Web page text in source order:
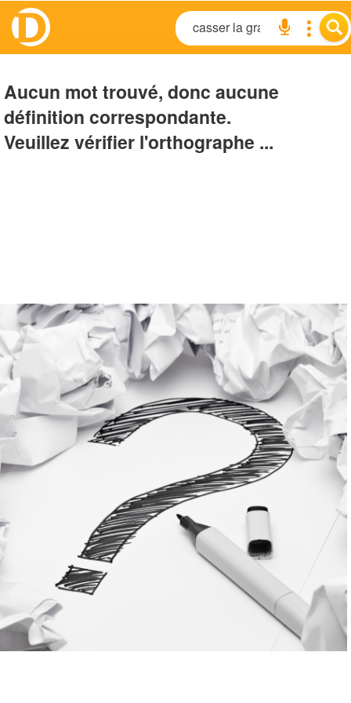
Aucun mot trouvé, donc aucune
définition correspondante.
Veuillez vérifier l'orthographe ...